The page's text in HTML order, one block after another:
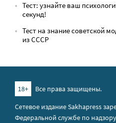
Тест: узнайте ваш
секунд!
Тест на знание советской
из СССР
18+
Все права защищены.
Сетевое издание Sakhapress
Федеральной службе по